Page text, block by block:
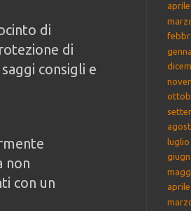
di
di
consigli e
non
con un
luglio